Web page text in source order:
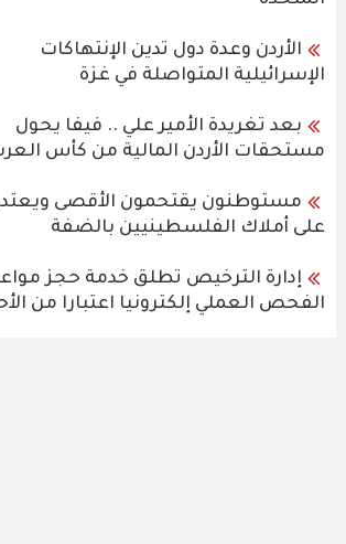
الأردن وعدة دول تدين الإنتهاكات
الإسرائيلية المتواصلة في غزة
بعد تغريدة الأمير علي .. فيفا يحول
مستحقات الأردن المالية من كأس
مستوطنون يقتحمون الأقصى
على أملاك الفلسطينيين بالضفة
إدارة الترخيص تطلق خدمة حجز
الفحص العملي إلكترونيا اعتبارا من